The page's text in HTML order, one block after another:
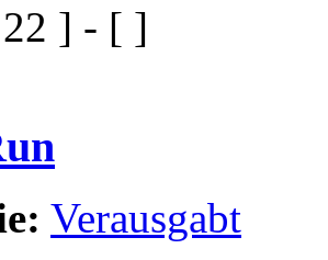
] - [ ]
Verausgabt